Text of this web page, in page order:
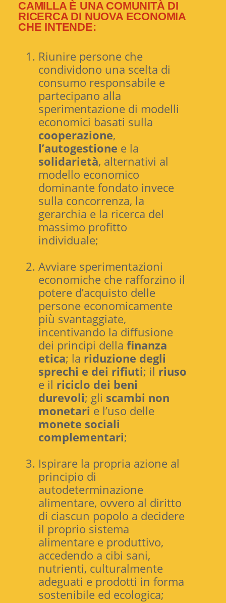
CAMILLA È UNA COMUNITÀ DI
RICERCA DI NUOVA ECONOMIA
CHE INTENDE:
Riunire persone che
condividono una scelta di
consumo responsabile e
partecipano alla
sperimentazione di modelli
economici basati sulla
cooperazione,
l’autogestione e la
solidarietà, alternativi al
modello economico
dominante fondato invece
sulla concorrenza, la
gerarchia e la ricerca del
massimo profitto
individuale;
Avviare sperimentazioni
economiche che rafforzino il
potere d’acquisto delle
persone economicamente
più svantaggiate,
incentivando la diffusione
dei principi della finanza
etica; la riduzione degli
sprechi e dei rifiuti; il riuso
e il riciclo dei beni
durevoli; gli scambi non
monetari e l’uso delle
monete sociali
complementari;
Ispirare la propria azione al
principio di
autodeterminazione
alimentare, ovvero al diritto
di ciascun popolo a decidere
il proprio sistema
alimentare e produttivo,
accedendo a cibi sani,
nutrienti, culturalmente
adeguati e prodotti in forma
sostenibile ed ecologica;